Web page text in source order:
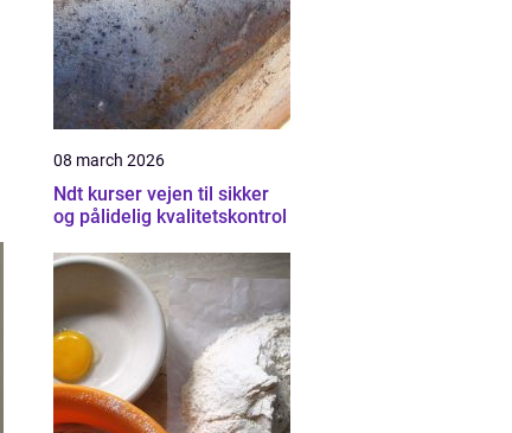
08 march 2026
Ndt kurser vejen til sikker
og pålidelig kvalitetskontrol